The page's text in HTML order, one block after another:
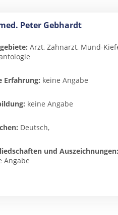
Peter Gebhardt
Arzt, Zahnarzt, Mund-
Erfahrung: keine Angabe
keine Angabe
Deutsch,
und Auszeichnungen:
Angabe